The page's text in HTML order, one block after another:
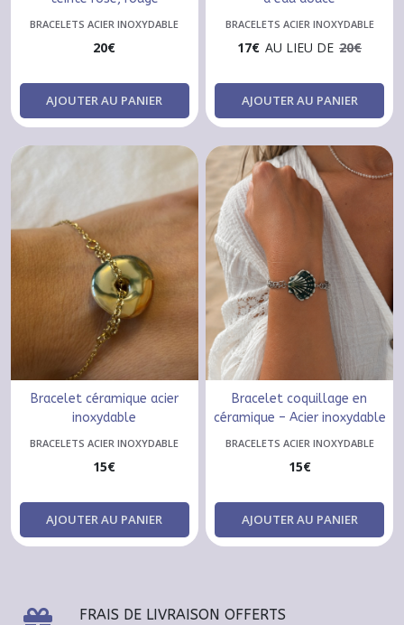
BRACELETS ACIER INOXYDABLE
20€
AJOUTER AU PANIER
BRACELETS ACIER INOXYDABLE
17€ AU LIEU DE 20€
AJOUTER AU PANIER
Bracelet céramique acier
inoxydable
BRACELETS ACIER INOXYDABLE
15€
AJOUTER AU PANIER
Bracelet coquillage en
céramique – Acier inoxydable
BRACELETS ACIER INOXYDABLE
15€
AJOUTER AU PANIER
FRAIS DE LIVRAISON OFFERTS